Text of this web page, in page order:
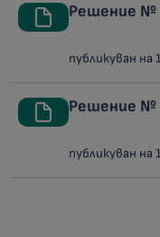
Решение №
публикуван на
Решение №
публикуван на